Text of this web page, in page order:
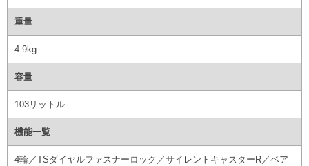
重量
4.9kg
容量
103リットル
機能一覧
4輪／TSダイヤルファスナーロック／サイレントキャスターR／ベア